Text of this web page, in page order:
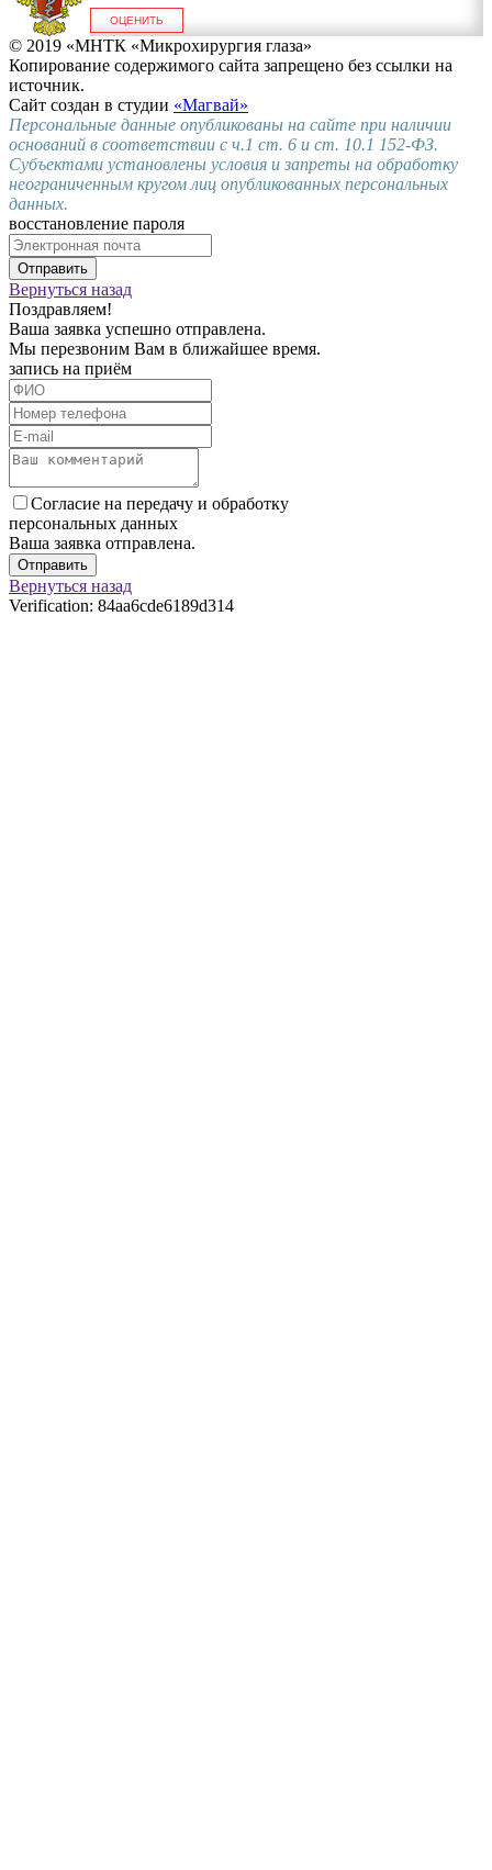
ОЦЕНИТЬ
© 2019 «МНТК «Микрохирургия глаза»
Копирование содержимого сайта запрещено без ссылки на
источник.
Сайт создан в студии «Магвай»
Персональные данные опубликованы на сайте при наличии
оснований в соответствии с ч.1 ст. 6 и ст. 10.1 152-ФЗ.
Субъектами установлены условия и запреты на обработку
неограниченным кругом лиц опубликованных персональных
данных.
восстановление пароля
Отправить
Вернуться назад
Поздравляем!
Ваша заявка успешно отправлена.
Мы перезвоним Вам в ближайшее время.
запись на приём
Согласие на передачу и обработку
персональных данных
Ваша заявка отправлена.
Отправить
Вернуться назад
Verification: 84aa6cde6189d314